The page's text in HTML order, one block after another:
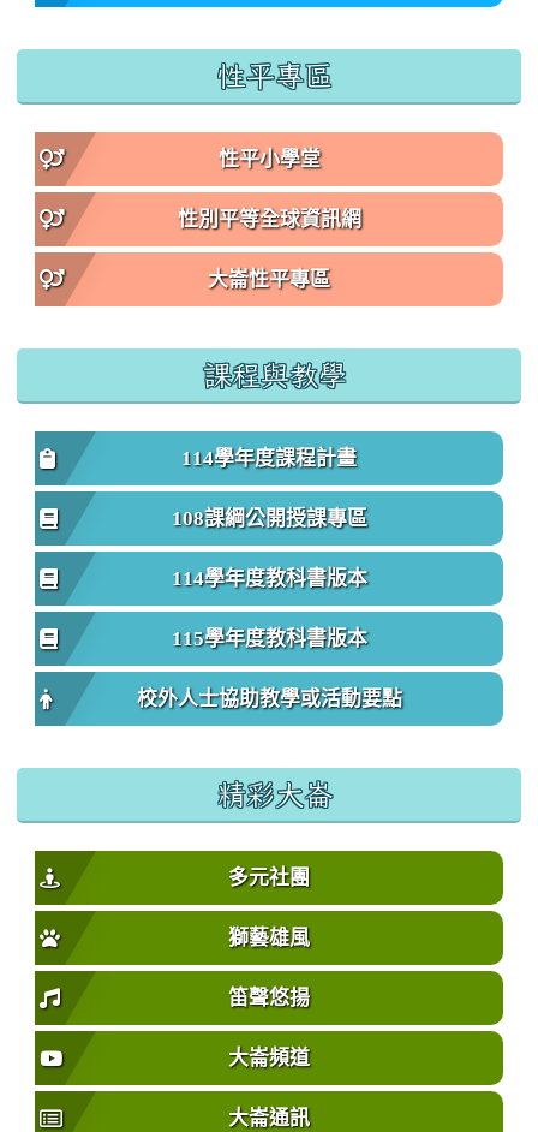
性平專區
性平小學堂
性別平等全球資訊網
大崙性平專區
課程與教學
114學年度課程計畫
108課綱公開授課專區
114學年度教科書版本
115學年度教科書版本
校外人士協助教學或活動要點
精彩大崙
多元社團
獅藝雄風
笛聲悠揚
大崙頻道
大崙通訊